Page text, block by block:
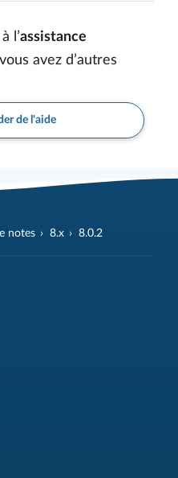
l’assistance
avez d’autres
de l'aide
notes 8.x 8.0.2